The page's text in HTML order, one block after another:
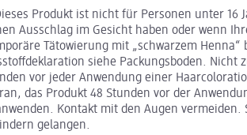
Produkt ist nicht für Personen unter 16
Ausschlag im Gesicht haben oder wenn
Tätowierung mit „schwarzem
siehe Packungsboden. Nicht
vor jeder Anwendung einer
das Produkt 48 Stunden vor der
Kontakt mit den Augen vermeiden.
gelangen.